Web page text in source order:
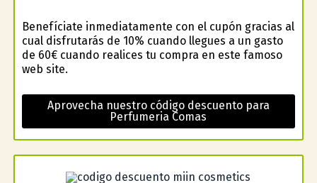
Benefíciate inmediatamente con el cupón gracias al
cual disfrutarás de 10% cuando llegues a un gasto
de 60€ cuando realices tu compra en este famoso
web site.
Aprovecha nuestro código descuento para
Perfumeria Comas